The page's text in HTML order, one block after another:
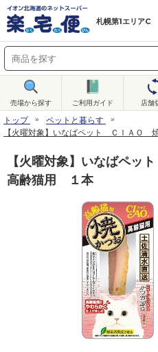
札幌第1エリアC
売場から探す ご利用ガイド 店舗
トップ
ペットと暮らす
【火曜対象】いなばペット ＣＩＡＯ
【火曜対象】いなばペ
高齢猫用 １本